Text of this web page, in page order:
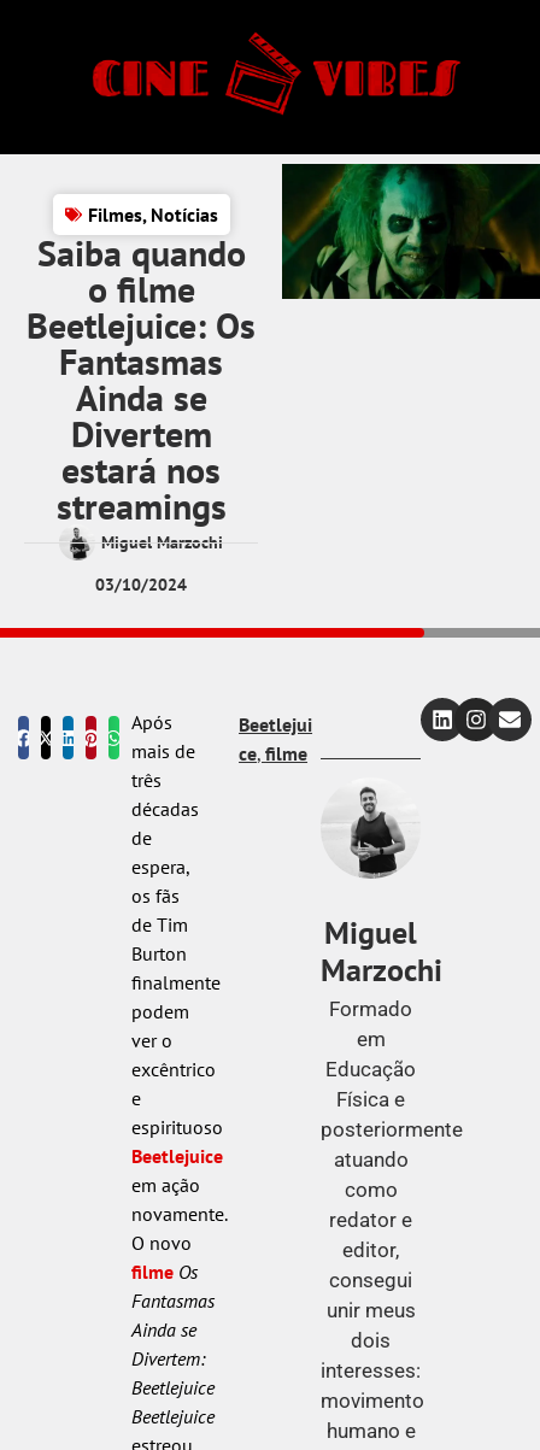
Filmes, Notícias
Saiba quando
o filme
Beetlejuice: Os
Fantasmas
Ainda se
Divertem
estará nos
streamings
Miguel Marzochi
03/10/2024
Após
mais de
três
décadas
de
espera,
os fãs
de Tim
Burton
finalmente
podem
ver o
excêntrico
e
espirituoso
Beetlejuice
em ação
novamente.
O novo
filme Os
Fantasmas
Ainda se
Divertem:
Beetlejuice
Beetlejuice
Beetlejui
ce,filme
Miguel
Marzochi
Formado
em
Educação
Física e
posteriormente
atuando
como
redator e
editor,
consegui
unir meus
dois
interesses:
movimento
humano e